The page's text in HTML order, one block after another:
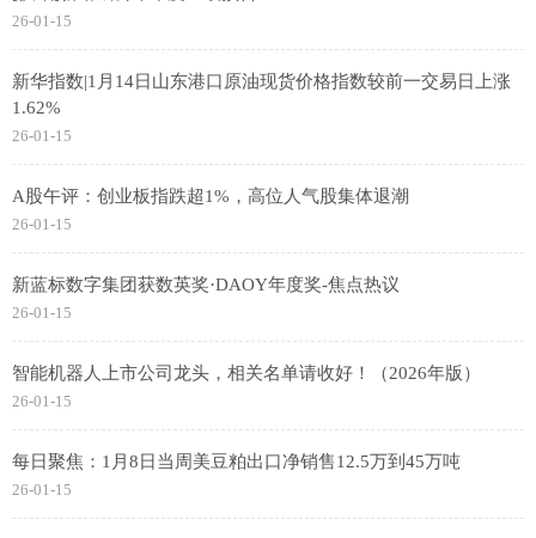
26-01-15
新华指数|1月14日山东港口原油现货价格指数较前一交易日上涨
1.62%
26-01-15
A股午评：创业板指跌超1%，高位人气股集体退潮
26-01-15
新蓝标数字集团获数英奖·DAOY年度奖-焦点热议
26-01-15
智能机器人上市公司龙头，相关名单请收好！（2026年版）
26-01-15
每日聚焦：1月8日当周美豆粕出口净销售12.5万到45万吨
26-01-15